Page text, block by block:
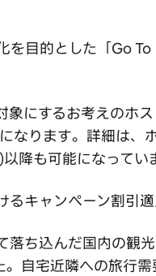
目的とした「Go
にするお考えのホ
なります。詳細は、
降も可能になってい
キャンペーン割引
ち込んだ国内の観
自宅近隣への旅行